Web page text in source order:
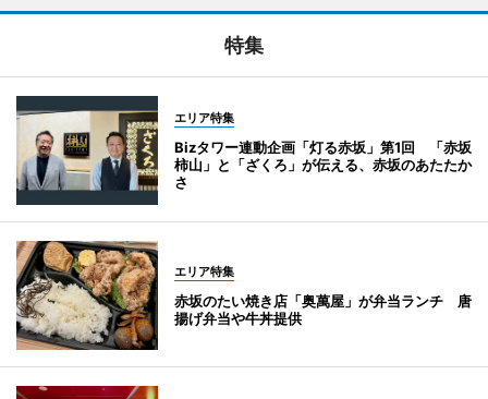
特集
エリア特集
Bizタワー連動企画「灯る赤坂」第1回 「赤坂
柿山」と「ざくろ」が伝える、赤坂のあたたか
さ
エリア特集
赤坂のたい焼き店「奥萬屋」が弁当ランチ 唐
揚げ弁当や牛丼提供